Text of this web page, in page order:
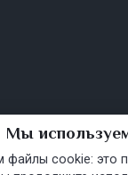
Мы
файлы cookie: это